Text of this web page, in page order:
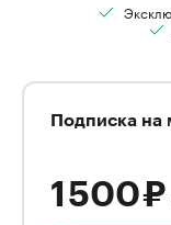
Подписка на
1 500 ₽